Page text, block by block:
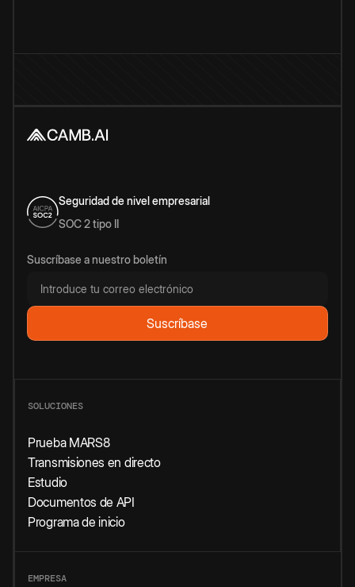
Seguridad de nivel empresarial
SOC 2 tipo II
Suscríbase a nuestro boletín
SOLUCIONES
Prueba MARS8
Transmisiones en directo
Estudio
Documentos de API
Programa de inicio
EMPRESA